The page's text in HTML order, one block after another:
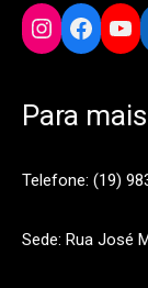
Instagram
Para
Telefone: (19)
Sede: Rua José